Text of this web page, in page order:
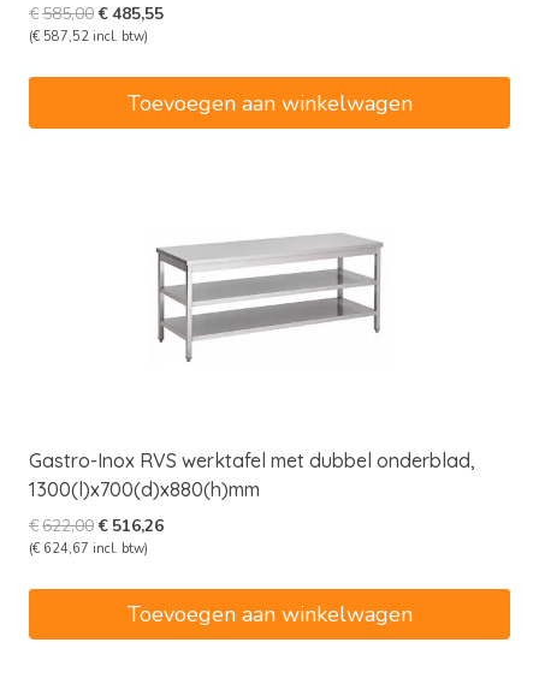
€585,00Oorspronkelijke
prijs
€485,55Huidige
(€ 587,52 incl. btw)
Toevoegen aan winkelwagen
Gastro-Inox RVS werktafel met dubbel onderblad,
1300(l)x700(d)x880(h)mm
€622,00Oorspronkelijke
prijs
€ 516,26Huidige
(€ 624,67 incl. btw)
Toevoegen aan winkelwagen